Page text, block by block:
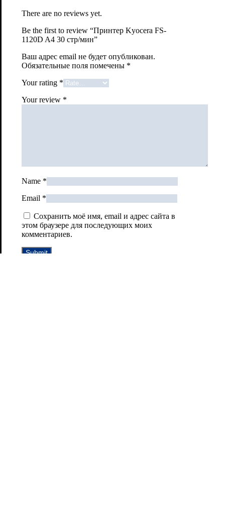
There are no reviews yet.
Be the first to review “Принтер Kyocera FS-
1120D A4 30 стр/мин”
Ваш адрес email не будет опубликован.
Обязательные поля помечены *
Your rating *
Your review *
Name *
Email *
Сохранить моё имя, email и адрес сайта в
этом браузере для последующих моих
комментариев.